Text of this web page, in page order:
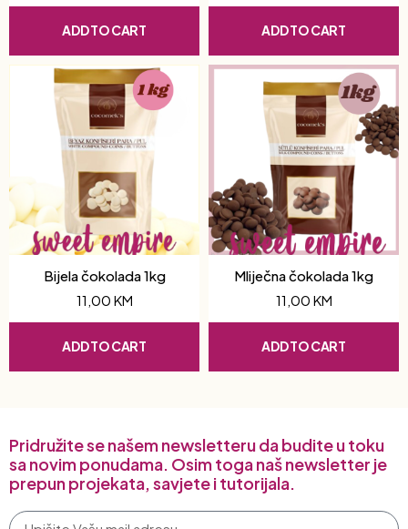
ADD TO CART ADD TO CART
Bijela čokolada 1kg
11,00 KM
ADD TO CART
Mliječna čokolada 1kg
11,00 KM
ADD TO CART
Pridružite se našem newsletteru da budite u toku
sa novim ponudama. Osim toga naš newsletter je
prepun projekata, savjete i tutorijala.